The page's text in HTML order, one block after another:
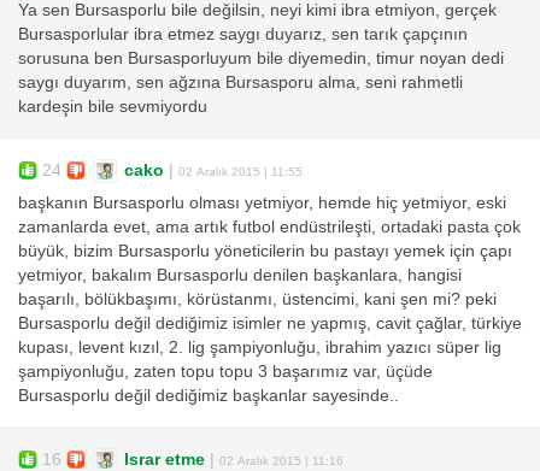
Ya sen Bursasporlu bile değilsin, neyi kimi ibra etmiyon, gerçek
Bursasporlular ibra etmez saygı duyarız, sen tarık çapçının
sorusuna ben Bursasporluyum bile diyemedin, timur noyan dedi
saygı duyarım, sen ağzına Bursasporu alma, seni rahmetli
kardeşin bile sevmiyordu
24 cako 02 Aralık 2015 | 11:55
başkanın Bursasporlu olması yetmiyor, hemde hiç yetmiyor, eski
zamanlarda evet, ama artık futbol endüstrileşti, ortadaki pasta çok
büyük, bizim Bursasporlu yöneticilerin bu pastayı yemek için çapı
yetmiyor, bakalım Bursasporlu denilen başkanlara, hangisi
başarılı, bölükbaşımı, körüstanmı, üstencimi, kani şen mi? peki
Bursasporlu değil dediğimiz isimler ne yapmış, cavit çağlar, türkiye
kupası, levent kızıl, 2. lig şampiyonluğu, ibrahim yazıcı süper lig
şampiyonluğu, zaten topu topu 3 başarımız var, üçüde
Bursasporlu değil dediğimiz başkanlar sayesinde..
16 Israr etme 02 Aralık 2015 | 11:16